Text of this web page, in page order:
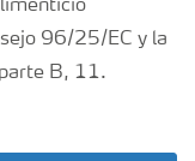
96/25/EC y la
B, 11.